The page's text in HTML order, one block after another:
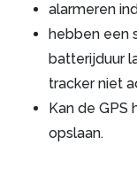
alarmeren
hebben een
batterijduur
tracker niet
Kan de GPS
opslaan.